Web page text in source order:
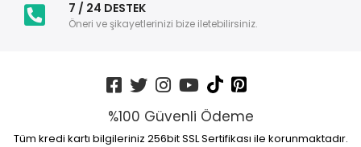
7 / 24 DESTEK
Öneri ve şikayetlerinizi bize iletebilirsiniz.
%100 Güvenli Ödeme
Tüm kredi kartı bilgileriniz 256bit SSL Sertifikası ile korunmaktadır.